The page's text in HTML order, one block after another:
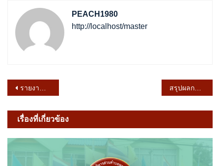
PEACH1980
http://localhost/master
แนะแนว
เรื่อง
รายงานผลการประเมินคุณธรรมและความโปร่งใสในการดำเนินงาน (ITA) ประจำปีงบประมาณ 2566 สรุปผลการจัดซื้อจัดจ้าง ประจำเดือนกันยายน 2566
เรื่องที่เกี่ยวข้อง